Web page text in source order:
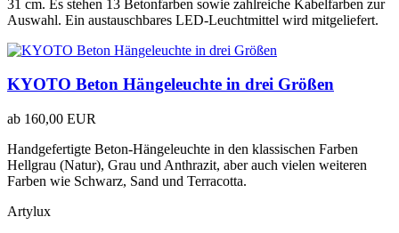
31 cm. Es stehen 13 Betonfarben sowie zahlreiche Kabelfarben zur
Auswahl. Ein austauschbares LED-Leuchtmittel wird mitgeliefert.
KYOTO Beton Hängeleuchte in drei Größen
ab 160,00 EUR
Handgefertigte Beton-Hängeleuchte in den klassischen Farben
Hellgrau (Natur), Grau und Anthrazit, aber auch vielen weiteren
Farben wie Schwarz, Sand und Terracotta.
Artylux